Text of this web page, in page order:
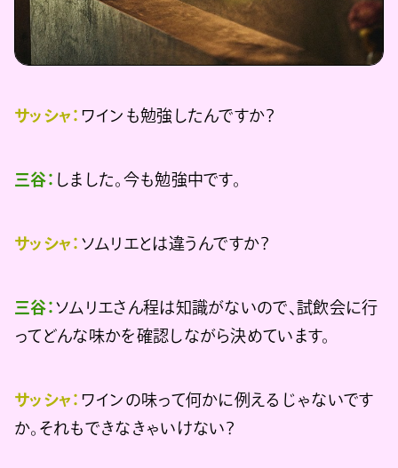
サッシャ： ワインも勉強したんですか？
三谷： しました。今も勉強中です。
サッシャ： ソムリエとは違うんですか？
三谷： ソムリエさん程は知識がないので、試飲会に行
ってどんな味かを確認しながら決めています。
サッシャ： ワインの味って何かに例えるじゃないです
か。それもできなきゃいけない？